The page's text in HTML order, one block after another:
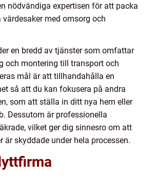
nödvändiga expertisen för att packa
med omsorg och
en bredd av tjänster som omfattar
och montering till transport och
mål är att tillhandahålla en
så att du kan fokusera på andra
som att ställa in ditt nya hem eller
Dessutom är professionella
vilket ger dig sinnesro om att
är skyddade under hela processen.